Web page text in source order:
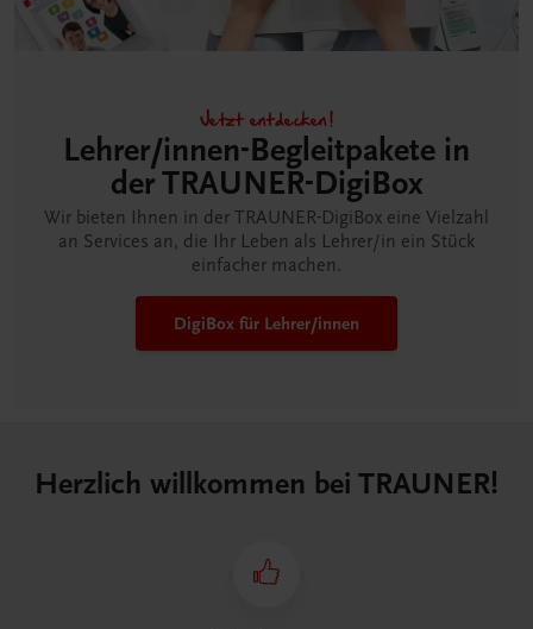
Jetzt entdecken!
Lehrer/innen-Begleitpakete in
der TRAUNER-DigiBox
Wir bieten Ihnen in der TRAUNER-DigiBox eine Vielzahl
an Services an, die Ihr Leben als Lehrer/in ein Stück
einfacher machen.
DigiBox für Lehrer/innen
Herzlich willkommen bei TRAUNER!